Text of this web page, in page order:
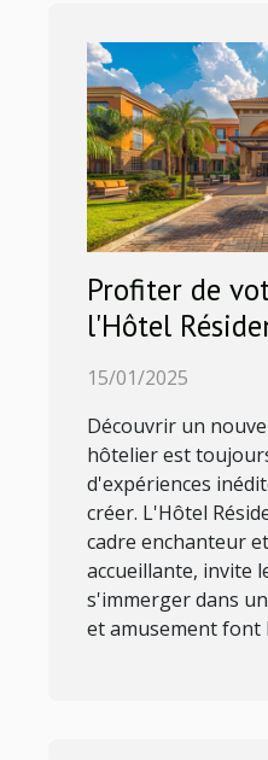
Profiter de
l'Hôtel
activités et
à ne pas
15/01/2025
Découvrir un
hôtelier est
d'expériences
créer. L'Hôtel
cadre enchanteur
accueillante, invite
s'immerger dans
et amusement font